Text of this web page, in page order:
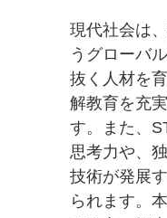
現代社会は
うグローバ
抜く人材を
解教育を充
す。また、
思考力や、
技術が発展
られます。